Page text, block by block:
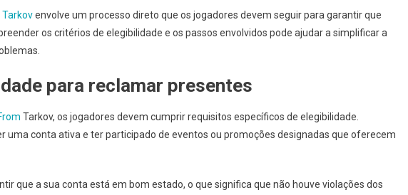
Melhoria
Tarkovenvolve um processo direto que os jogadores devem seguir para garantir que
os critérios de elegibilidade e os passos envolvidos pode ajudar a simplificar a
para reclamar presentes
Tarkov, os jogadores devem cumprir requisitos específicos de elegibilidade.
uma conta ativa e ter participado de eventos ou promoções designadas que oferecem
que a sua conta está em bom estado, o que significa que não houve violações dos